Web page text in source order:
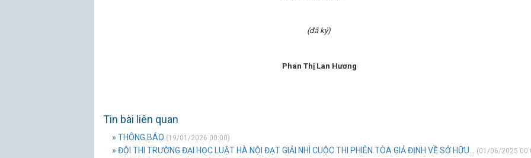
(đã ký)
Phan Thị Lan Hương
Tin bài liên quan
» THÔNG BÁO (19/01/2026 00:00)
» ĐỘI THI TRƯỜNG ĐẠI HỌC LUẬT HÀ NỘI ĐẠT GIẢI NHÌ CUỘC THI PHIÊN TÒA GIẢ ĐỊNH VỀ SỞ HỮU... (01/06/2025